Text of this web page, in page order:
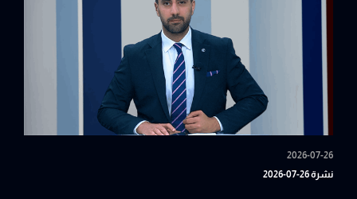
2026-07-26
نشرة 26-07-2026